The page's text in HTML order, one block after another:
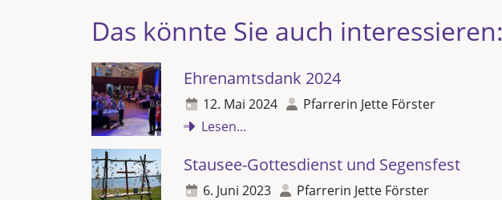
Das könnte Sie auch interessieren:
Ehrenamtsdank 2024
12. Mai 2024
Pfarrerin Jette Förster
Lesen...
Stausee-Gottesdienst und Segensfest
6. Juni 2023
Pfarrerin Jette Förster